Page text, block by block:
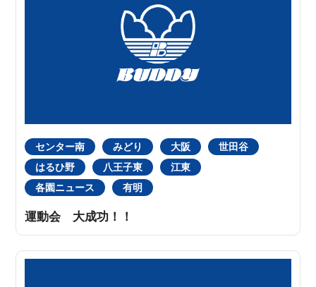
センター南 みどり 大阪
世田谷
はるひ野
八王子東
江東
各園ニュース
有明
運動会 大成功！！